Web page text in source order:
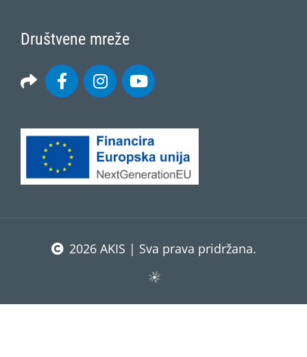
Društvene mreže
2026 AKIS | Sva prava pridržana.